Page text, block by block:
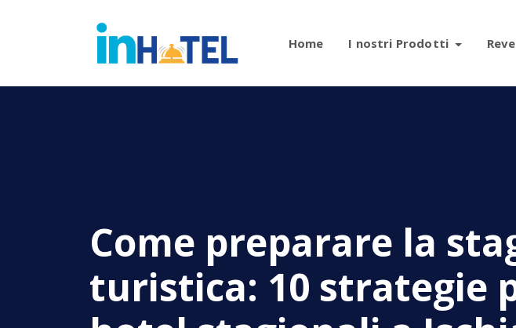
Home I nostri Prodotti
Come preparare la
turistica: 10 strategie